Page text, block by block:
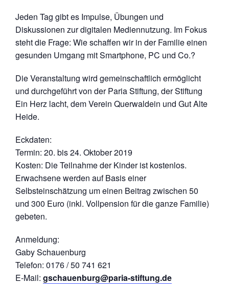
Jeden Tag gibt es Impulse, Übungen und
Diskussionen zur digitalen Mediennutzung. Im Fokus
steht die Frage: Wie schaffen wir in der Familie einen
gesunden Umgang mit Smartphone, PC und Co.?
Die Veranstaltung wird gemeinschaftlich ermöglicht
und durchgeführt von der Paria Stiftung, der Stiftung
Ein Herz lacht, dem Verein Querwaldein und Gut Alte
Heide.
Eckdaten:
Termin: 20. bis 24. Oktober 2019
Kosten: Die Teilnahme der Kinder ist kostenlos.
Erwachsene werden auf Basis einer
Selbsteinschätzung um einen Beitrag zwischen 50
und 300 Euro (inkl. Vollpension für die ganze Familie)
gebeten.
Anmeldung:
Gaby Schauenburg
Telefon: 0176 / 50 741 621
E-Mail: gschauenburg@paria-stiftung.de